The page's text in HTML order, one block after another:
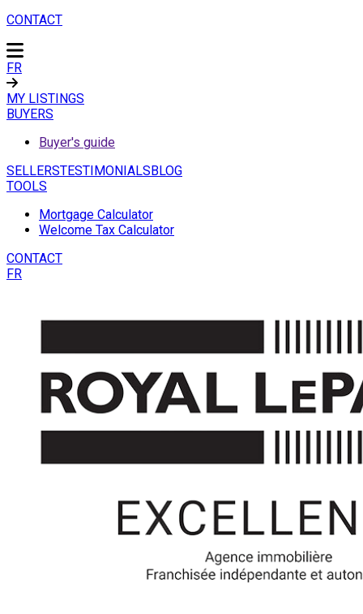
CONTACT
FR
MY LISTINGS
BUYERS
Buyer's guide
SELLERSTESTIMONIALSBLOG
TOOLS
Mortgage Calculator
Welcome Tax Calculator
CONTACT
FR